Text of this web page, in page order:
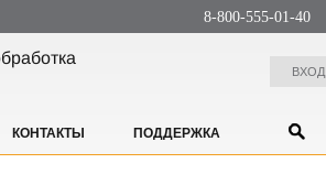
8-800-555-01-40
ВХОД
КОНТАКТЫ ПОДДЕРЖКА